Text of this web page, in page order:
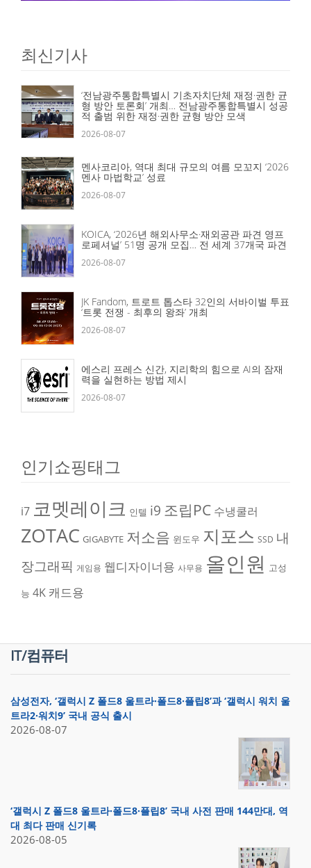
최신기사
‘전남광주통합특별시 기초자치단체 재정·권한 균
형 방안 토론회’ 개최… 전남광주통합특별시 성공
적 출범 위한 재정·권한 균형 방안 모색
2026-08-07
멘사코리아, 역대 최대 규모의 여름 모꼬지 ‘2026
멘사 마법학교’ 성료
2026-08-07
KOICA, ‘2026년 해외사무소·재외공관 파견 영프
로페셔널’ 51명 공개 모집… 전 세계 37개국 파견
2026-08-07
JK Fandom, 트로트 톱스타 32인의 서바이벌 투표
‘트롯 전쟁 - 최후의 왕좌’ 개최
2026-08-07
에스리 프레스 신간, 지리학의 힘으로 AI의 잠재
력을 실현하는 방법 제시
2026-08-07
인기쇼핑태그
i7 코멧레이크 인텔 i9 조립PC 수냉쿨러
ZOTAC GIGABYTE 저소음 윈도우 지포스 SSD 내
장그래픽 게임용 웹디자이너용 사무용 올인원 고성
능 4K 캐드용
IT/컴퓨터
삼성전자, ‘갤럭시 Z 폴드8 울트라·폴드8·플립8’과 ‘갤럭시 워치 울
트라2·워치9’ 국내 공식 출시
2026-08-07
‘갤럭시 Z 폴드8 울트라·폴드8·플립8’ 국내 사전 판매 144만대, 역
대 최다 판매 신기록
2026-08-05